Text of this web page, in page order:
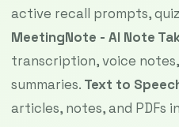
active recall prompts,
MeetingNote - AI Note
transcription, voice
summaries. Text to
articles, notes, and PDFs